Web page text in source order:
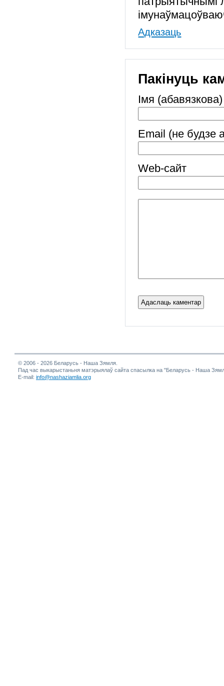
Адказаць
Пакінуць
Імя (абавязкова)
Email (не будзе
Web-cайт
© 2006 - 2026 Беларусь - Наша Зямля.
Пад час выкарыстаньня матэрыялаў сайта спасылка на "Беларусь - Наша
E-mail: info@nashaziamlia.org